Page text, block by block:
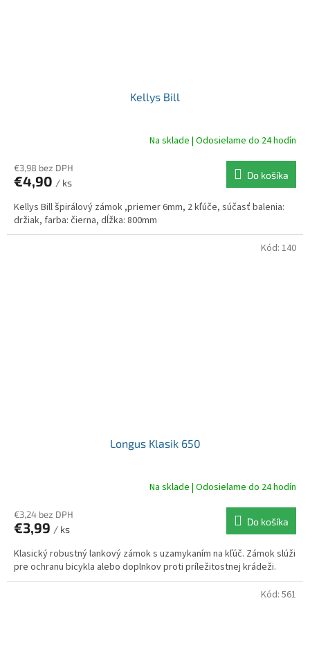
Kellys Bill
Na sklade | Odosielame do 24 hodín
€3,98 bez DPH
€4,90 / ks
Do košíka
Kellys Bill špirálový zámok ,priemer 6mm, 2 kľúče, súčasť balenia:
držiak, farba: čierna, dĺžka: 800mm
Longus Klasik 650
Na sklade | Odosielame do 24 hodín
€3,24 bez DPH
€3,99 / ks
Do košíka
Klasický robustný lankový zámok s uzamykaním na kľúč. Zámok slúži
pre ochranu bicykla alebo doplnkov proti príležitostnej krádeži.
Kód: 140
Kód: 561